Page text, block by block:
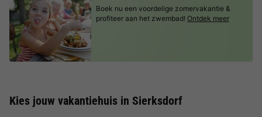
Boek nu een voordelige zomervakantie &
profiteer aan het zwembad! Ontdek meer
Kies jouw vakantiehuis in Sierksdorf